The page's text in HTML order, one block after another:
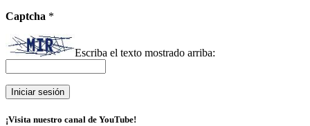
Captcha *
Escriba el texto mostrado arriba:
¡Visita nuestro canal de YouTube!